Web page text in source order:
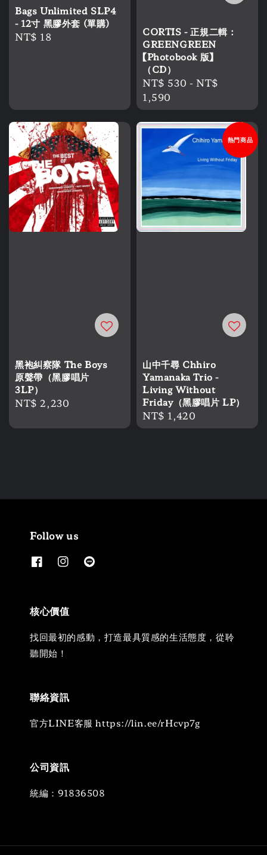
Bags Unlimited SLP4
- 12寸 黑膠外套 (單購)
Regular
NT$ 18
CORTIS - 正規二輯：
GREENGREEN
【Photobook 版】
（CD）
Regular
price
NT$ 530 -NT$
1,590
黑袍糾察隊 The Boys
原聲帶（黑膠唱片
3LP）
Regular
NT$ 2,230
熱門商品
山中千尋 Chhiro
Yamanaka Trio -
Living Without
Friday（黑膠唱片 LP）
Regular
price
NT$ 1,420
Follow us
核心價值
找回最初的感動，打造最具質感的生活態度，從聆
聽開始！
聯絡資訊
官方LINE客服 https://lin.ee/rHcvp7g
公司資訊
統編：91836508